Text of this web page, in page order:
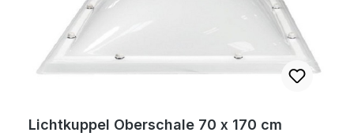
Lichtkuppel Oberschale 70 x 170 cm